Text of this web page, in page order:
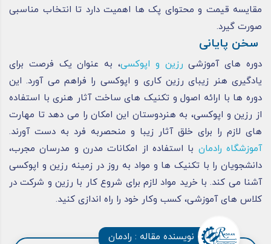
مقایسه قیمت و محتوای پک‌ ها اهمیت دارد تا انتخاب مناسبی
صورت گیرد.
سخن پایانی
دوره‌ های آموزشی رزین و اپوکسی، به‌ عنوان یک فرصت برای
یادگیری هنر زیبای رزین کاری و اپوکسی را فراهم می‌ آورد. این
دوره‌ ها با ارائه اصول و تکنیک‌ های ساخت آثار هنری با استفاده
از رزین و اپوکسی، به هنردوستان این امکان را می‌ دهد تا مهارت‌
های لازم را برای خلق آثار زیبا و منحصربه‌ فرد به‌ دست آورند.
آموزشگاه رادمان با استفاده از امکانات مدرن و مدرسان مجرب،
دانشجویان را با تکنیک‌ ها و مواد به‌ روز در زمینه رزین و اپوکسی
آشنا می‌ کند. با خرید مواد لازم برای شروع کار با رزین و شرکت در
کلاس‌ های آموزشی، کسب‌ وکار خود را راه‌ اندازی کنید.
نویسنده مقاله : رادمان